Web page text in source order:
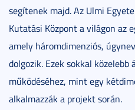
segítenek majd. Az Ulmi
Kutatási Központ a világon az
amely háromdimenziós,
dolgozik. Ezek sokkal közelebb
működéséhez, mint egy
alkalmazzák a projekt során.